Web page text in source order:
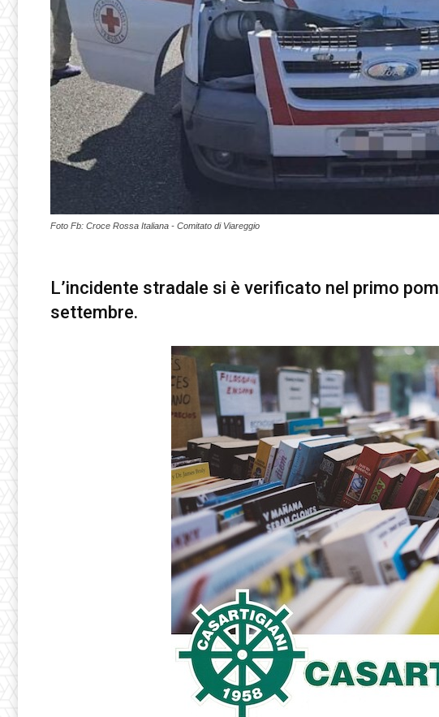
Foto Fb: Croce Rossa Italiana - Comitato di Viareggio
L’incidente stradale si è verificato nel primo
settembre.